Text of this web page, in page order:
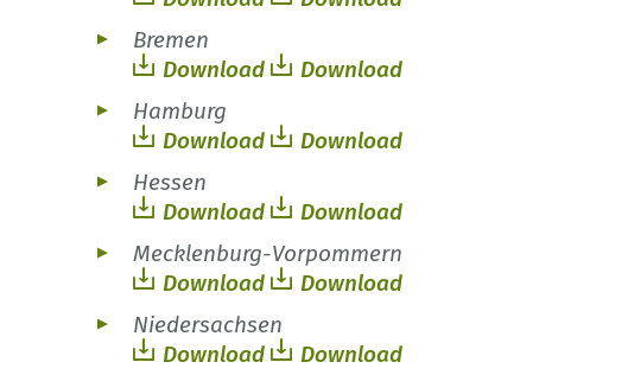
Bremen
Download
Download
Hamburg
Download
Download
Hessen
Download
Download
Mecklenburg-Vorpommern
Download
Download
Niedersachsen
Download
Download